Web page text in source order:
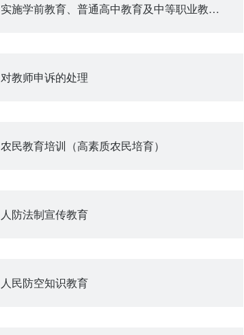
实施学前教育、普通高中教育及中等职业教育的民办学校变更审批
对教师申诉的处理
农民教育培训（高素质农民培育）
人防法制宣传教育
人民防空知识教育